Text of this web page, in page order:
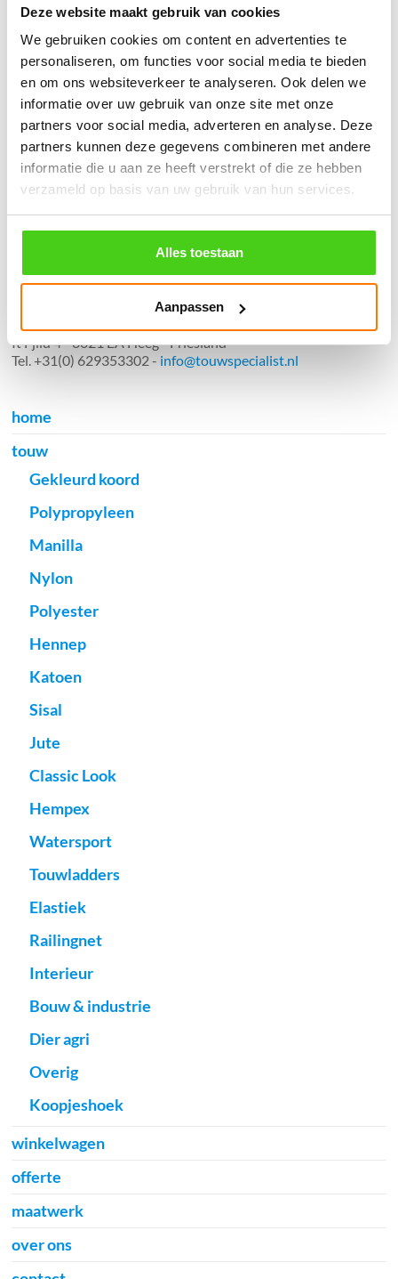
Deze website maakt gebruik van cookies
We gebruiken cookies om content en advertenties te
personaliseren, om functies voor social media te bieden
en om ons websiteverkeer te analyseren. Ook delen we
informatie over uw gebruik van onze site met onze
partners voor social media, adverteren en analyse. Deze
partners kunnen deze gegevens combineren met andere
informatie die u aan ze heeft verstrekt of die ze hebben
verzameld op basis van uw gebruik van hun services.
Alles toestaan
Aanpassen
֍ Deskundig advies en gratis proefstukjes.
֍ Verzending in Nederland, België en Duitsland.
Verzendkosten €5,45, boven €70,- gratis verstuurd
(* gewicht onder 32kg). Binnen 24 uur verstuurd.
Aantal meters worden geleverd aan een stuk.
Specifieke wensen (meerdere lengten) kunt u aangeven bij het
invulveld "Bestelnotities (optioneel)".
© 2009 - 2026 | Touwspecialist.nl
It Fjild 4 - 8621 EA Heeg - Friesland
Tel. +31(0) 629353302 - info@touwspecialist.nl
home
touw
Gekleurd koord
Polypropyleen
Manilla
Nylon
Polyester
Hennep
Katoen
Sisal
Jute
Classic Look
Hempex
Watersport
Touwladders
Elastiek
Railingnet
Interieur
Bouw & industrie
Dier agri
Overig
Koopjeshoek
winkelwagen
offerte
maatwerk
over ons